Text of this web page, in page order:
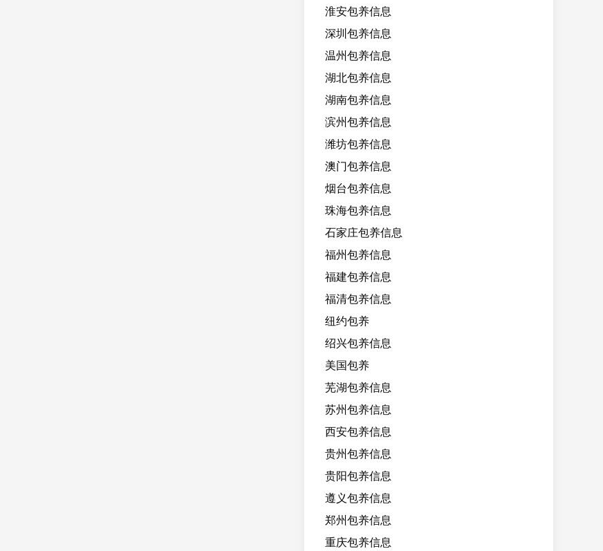
淮安包养信息
深圳包养信息
温州包养信息
湖北包养信息
湖南包养信息
滨州包养信息
潍坊包养信息
澳门包养信息
烟台包养信息
珠海包养信息
石家庄包养信息
福州包养信息
福建包养信息
福清包养信息
纽约包养
绍兴包养信息
美国包养
芜湖包养信息
苏州包养信息
西安包养信息
贵州包养信息
贵阳包养信息
遵义包养信息
郑州包养信息
重庆包养信息